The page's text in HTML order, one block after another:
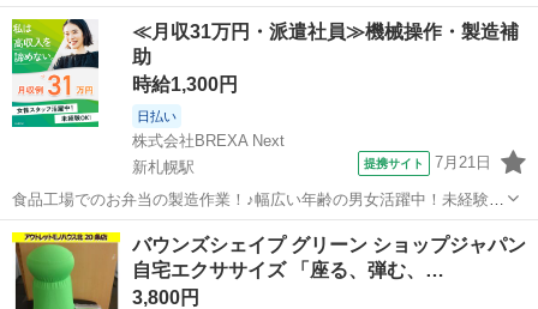
れの場合がございます。 ・中古品でございますので状態等に関しては
ご理解の上ご購入ください。 ・配送は弊社委託の運送業者への依頼と
なります。お住まいの地域によって...
北海道 東札幌駅 フィットネス、トレーニング
≪月収31万円・派遣社員≫機械操作・製造補
助
時給1,300円
日払い
株式会社BREXA Next
新札幌駅
提携サイト 7月21日
食品工場でのお弁当の製造作業！♪幅広い年齢の男女活躍中！未経験活
躍中♪日払い制度あり◎働きやすい空調完備♪車・バイク・自転車通勤
可！安心の社会保険完備！駅から無料送迎あり◎《北海道札幌市厚別
区》 人気の工場のお仕事 【お弁...
北海道 札幌市 新札幌駅 その他
バウンズシェイプ グリーン ショップジャパン
自宅エクササイズ 「座る、弾む、…
3,800円